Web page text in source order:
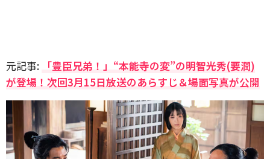
元記事: 「豊臣兄弟！」“本能寺の変”の明智光秀(要潤)
が登場！次回3月15日放送のあらすじ＆場面写真が公開